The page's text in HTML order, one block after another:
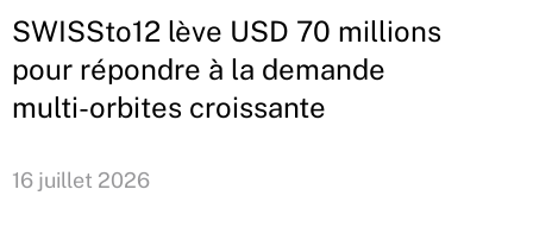
SWISSto12 lève USD 70 millions
pour répondre à la demande
multi-orbites croissante
16 juillet 2026